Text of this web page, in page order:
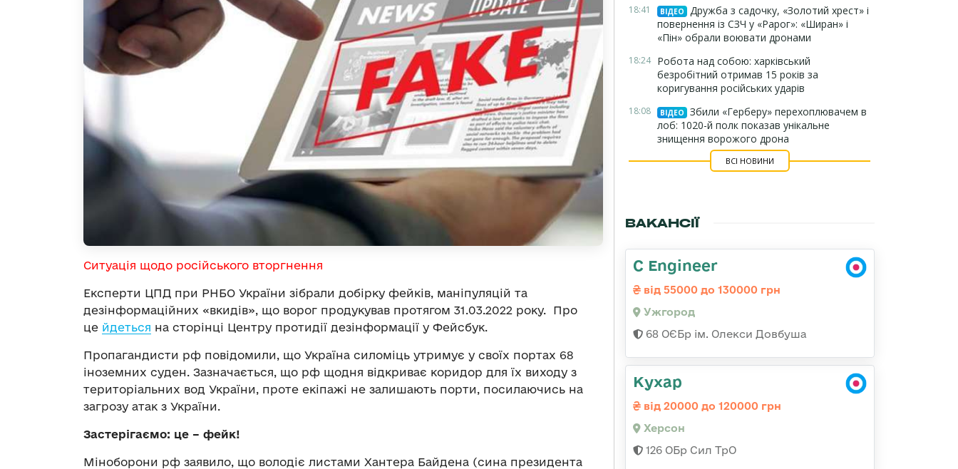
Ситуація щодо російського вторгнення
Експерти ЦПД при РНБО України зібрали добірку фейків, маніпуляцій та
дезінформаційних «вкидів», що ворог продукував протягом 31.03.2022 року. Про
це йдеться на сторінці Центру протидії дезінформації у Фейсбук.
Пропагандисти рф повідомили, що Україна силоміць утримує у своїх портах 68
іноземних суден. Зазначається, що рф щодня відкриває коридор для їх виходу з
територіальних вод України, проте екіпажі не залишають порти, посилаючись на
загрозу атак з України.
Застерігаємо: це – фейк!
Міноборони рф заявило, що володіє листами Хантера Байдена (сина президента
18:41 ВІДЕО
Дружба з садочку, «Золотий хрест» і
повернення із СЗЧ у «Рарог»: «Ширан» і
«Пін» обрали воювати дронами
18:24 Робота над собою: харківський
безробітний отримав 15 років за
коригування російських ударів
18:08 ВІДЕО
Збили «Герберу» перехоплювачем в
лоб: 1020-й полк показав унікальне
знищення ворожого дрона
ВСІ НОВИНИ
ВАКАНСІЇ
C Engineer
від 55000 до 130000 грн
Ужгород
68 ОЄБр ім. Олекси Довбуша
Кухар
від 20000 до 120000 грн
Херсон
126 ОБр Сил ТрО